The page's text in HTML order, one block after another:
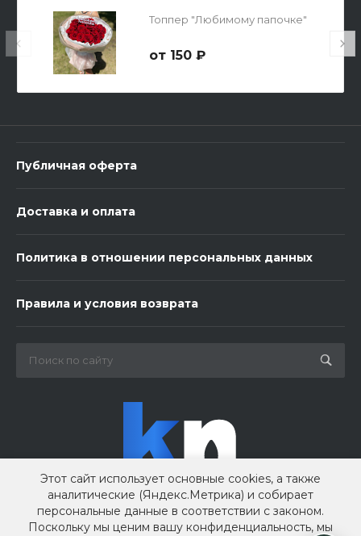
В корзину
В корзину
Топпер "Любимому папочке"
150 ₽
Публичная оферта
Доставка и оплата
Политика в отношении персональных данных
Правила и условия возврата
Этот сайт использует основные cookies, а также
аналитические (Яндекс.Метрика) и собирает
персональные данные в соответствии с законом.
Поскольку мы ценим вашу конфиденциальность, мы